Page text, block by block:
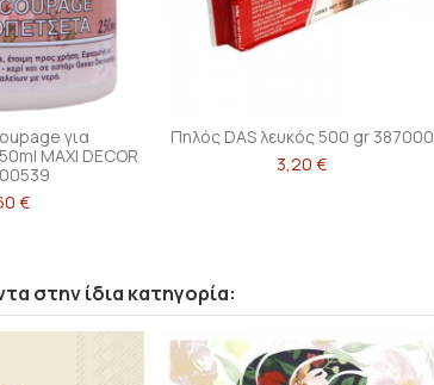
για
MAXI DECOR
€
Πηλός DAS λευκός 500 gr 387000
3,20 €
στην ίδια κατηγορία: